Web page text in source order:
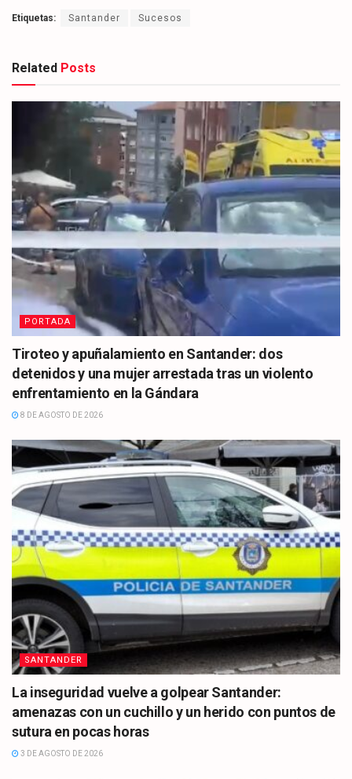
Etiquetas: Santander Sucesos
Related Posts
PORTADA
Tiroteo y apuñalamiento en Santander: dos
detenidos y una mujer arrestada tras un violento
enfrentamiento en la Gándara
8 DE AGOSTO DE 2026
SANTANDER
La inseguridad vuelve a golpear Santander:
amenazas con un cuchillo y un herido con puntos de
sutura en pocas horas
3 DE AGOSTO DE 2026